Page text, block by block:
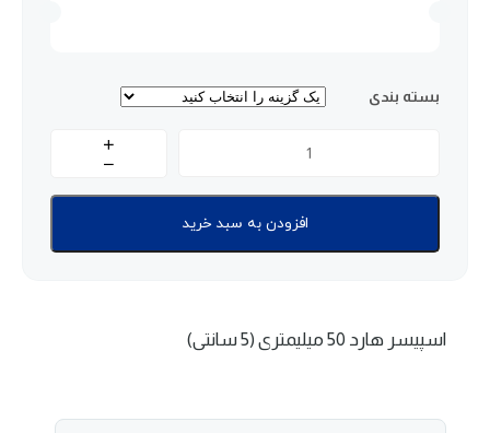
بسته بندی
افزودن به سبد خرید
اسپیسر هارد 50 میلیمتری (5 سانتی)